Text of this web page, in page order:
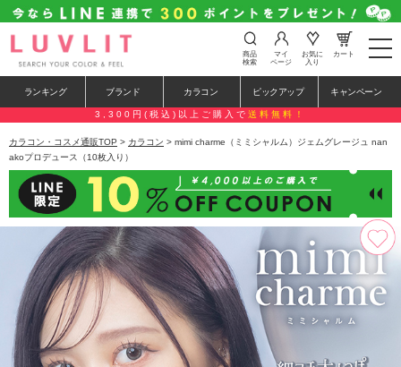
t
o
e
n
a
a
i
o
n
商品
検索
マイ
ページ
お気に
入り
カート
ランキング ブランド カラコン ピックアップ キャンペーン
3,300円(税込)以上ご購入で 送料無料！
カラコン・コスメ通販TOP > カラコン > mimi charme（ミミシャルム）ジェムグレージュ nan
akoプロデュース（10枚入り）